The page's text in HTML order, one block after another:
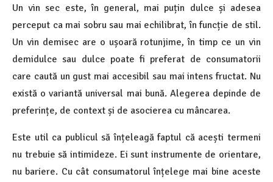
Un vin sec este, în general, mai puțin dulce și adesea
perceput ca mai sobru sau mai echilibrat, în funcție de stil.
Un vin demisec are o ușoară rotunjime, în timp ce un vin
demidulce sau dulce poate fi preferat de consumatorii
care caută un gust mai accesibil sau mai intens fructat. Nu
există o variantă universal mai bună. Alegerea depinde de
preferințe, de context și de asocierea cu mâncarea.
Este util ca publicul să înțeleagă faptul că acești termeni
nu trebuie să intimideze. Ei sunt instrumente de orientare,
nu bariere. Cu cât consumatorul înțelege mai bine aceste